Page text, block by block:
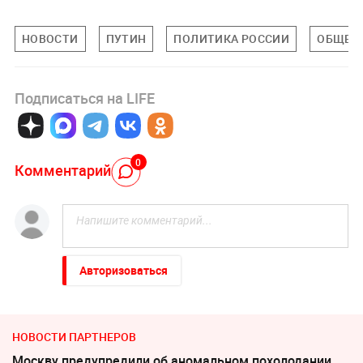
НОВОСТИ ПУТИН ПОЛИТИКА РОССИИ
Подписаться на LIFE
Комментарий 0
Авторизоваться
НОВОСТИ ПАРТНЕРОВ